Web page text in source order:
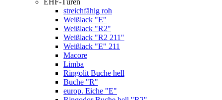
EHF-Türen
streichfähig roh
Weißlack "E"
Weißlack "R2"
Weißlack "R2 211"
Weißlack "E" 211
Macore
Limba
Ringolit Buche hell
Buche "R"
europ. Eiche "E"